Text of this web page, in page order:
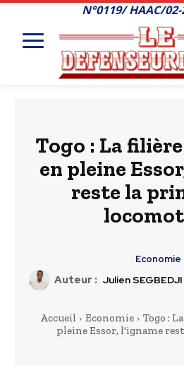
N°0119/ HAAC/
Togo : La
en pleine
reste la
Economie
Auteur : Julien SEGBEDJI
Accueil Economie
Togo :
pleine Essor, l'igname